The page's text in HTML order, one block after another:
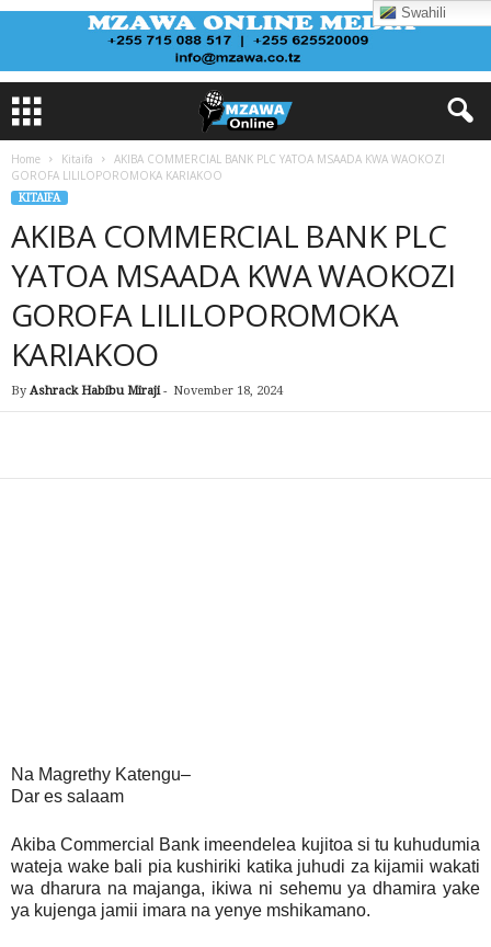
Home Kitaifa
AKIBA COMMERCIAL BANK PLC YATOA MSAADA KWA WAOKOZI
GOROFA LILILOPOROMOKA KARIAKOO
KITAIFA
AKIBA COMMERCIAL BANK PLC
YATOA MSAADA KWA WAOKOZI
GOROFA LILILOPOROMOKA
KARIAKOO
By Ashrack Habibu Miraji- November 18, 2024
Na Magrethy Katengu–
Dar es salaam
Akiba Commercial Bank imeendelea kujitoa si tu kuhudumia
wateja wake bali pia kushiriki katika juhudi za kijamii wakati
wa dharura na majanga, ikiwa ni sehemu ya dhamira yake
ya kujenga jamii imara na yenye mshikamano.
Swahili